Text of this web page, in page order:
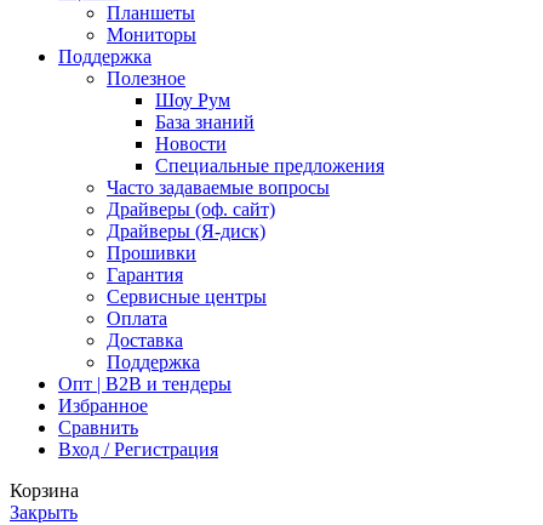
Планшеты
Мониторы
Поддержка
Полезное
Шоу Рум
База знаний
Новости
Специальные предложения
Часто задаваемые вопросы
Драйверы (оф. сайт)
Драйверы (Я-диск)
Прошивки
Гарантия
Сервисные центры
Оплата
Доставка
Поддержка
Опт | B2B и тендеры
Избранное
Сравнить
Вход / Регистрация
Корзина
Закрыть